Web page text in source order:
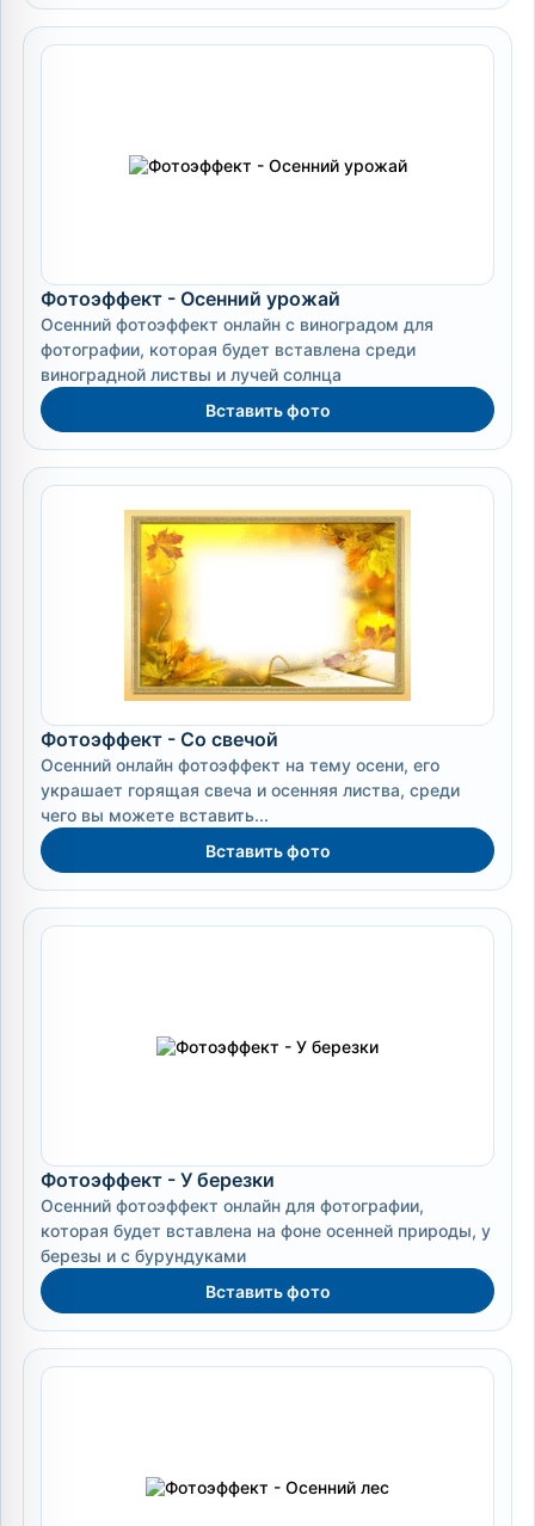
Фотоэффект - Осенний урожай
Осенний фотоэффект онлайн с виноградом для
фотографии, которая будет вставлена среди
виноградной листвы и лучей солнца
Вставить фото
Фотоэффект - Со свечой
Осенний онлайн фотоэффект на тему осени, его
украшает горящая свеча и осенняя листва, среди
чего вы можете вставить...
Вставить фото
Фотоэффект - У березки
Осенний фотоэффект онлайн для фотографии,
которая будет вставлена на фоне осенней природы, у
березы и с бурундуками
Вставить фото